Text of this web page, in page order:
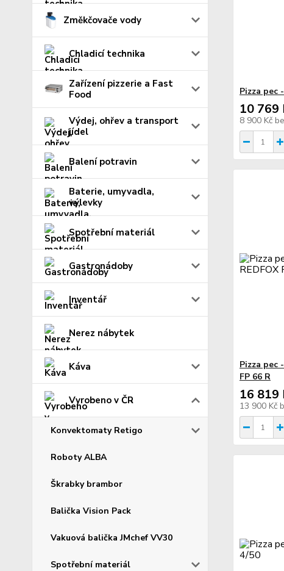
Změkčovače vody
Chladicí technika
Zařízení pizzerie a Fast
Food
Výdej, ohřev a transport
jídel
Balení potravin
Baterie, umyvadla,
výlevky
Spotřební materiál
Gastronádoby
Inventář
Nerez nábytek
Káva
Vyrobeno v ČR
Konvektomaty Retigo
Roboty ALBA
Škrabky brambor
Balička Vision Pack
Vakuová balička JMchef VV30
Spotřební materiál
Pizza pec
10 769
8 900 Kč
Pizza pec
FP 66 R
16 819
13 900 Kč